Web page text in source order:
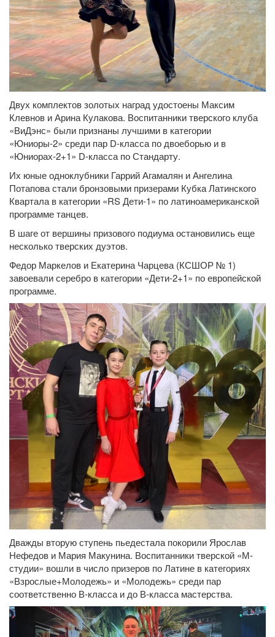
Двух комплектов золотых наград удостоены Максим
Клевнов и Арина Кулакова. Воспитанники тверского клуба
«ВиДэнс» были признаны лучшими в категории
«Юниоры-2» среди пар D-класса по двоеборью и в
«Юниорах-2+1» D-класса по Стандарту.
Их юные одноклубники Гаррий Агамалян и Ангелина
Потапова стали бронзовыми призерами Кубка Латинского
Квартала в категории «RS Дети-1» по латиноамериканской
программе танцев.
В шаге от вершины призового подиума остановились еще
несколько тверских дуэтов.
Федор Маркелов и Екатерина Чарцева (КСШОР № 1)
завоевали серебро в категории «Дети-2+1» по европейской
программе.
Дважды вторую ступень пьедестала покорили Ярослав
Нефедов и Мария Макунина. Воспитанники тверской «М-
студии» вошли в число призеров по Латине в категориях
«Взрослые+Молодежь» и «Молодежь» среди пар
соответственно В-класса и до В-класса мастерства.